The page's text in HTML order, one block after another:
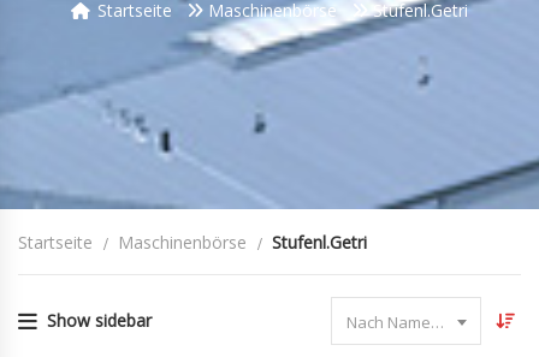
Startseite Maschinenbörse Stufenl.Getri
Startseite Maschinenbörse Stufenl.Getri
Show sidebar Nach Name sortieren